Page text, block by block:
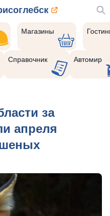
Магазины
Справочник Автомир
за
апреля